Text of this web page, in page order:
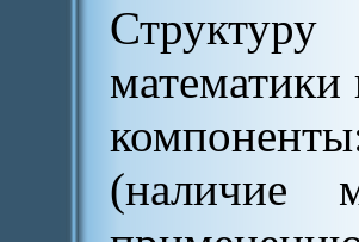
(наличие